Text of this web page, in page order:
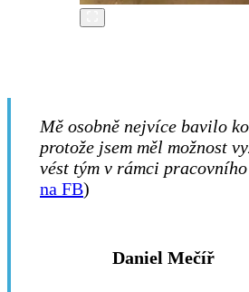
Mě osobně nejvíce bavilo
protože jsem měl možnost
vést tým v rámci pracovního
na FB)
Daniel Mečíř